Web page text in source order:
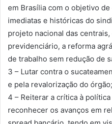
em Brasília com o objetivo
imediatas e históricas do
projeto nacional das
previdenciário, a reforma
de trabalho sem redução de
3 – Lutar contra o
e pela revalorização do órgão;
4 – Reiterar a crítica à
reconhecer os avanços em